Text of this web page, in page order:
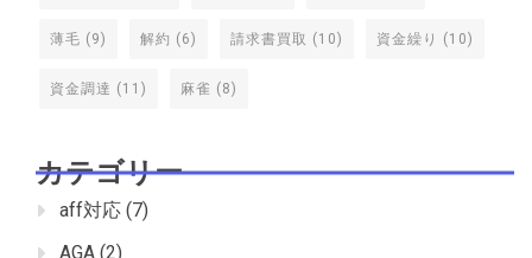
薄毛 (9) 解約 (6) 請求書買取 (10) 資金繰り (10)
資金調達 (11) 麻雀 (8)
カテゴリー
aff対応 (7)
AGA (2)